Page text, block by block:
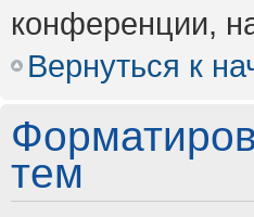
конференции,
Вернуться к
тем